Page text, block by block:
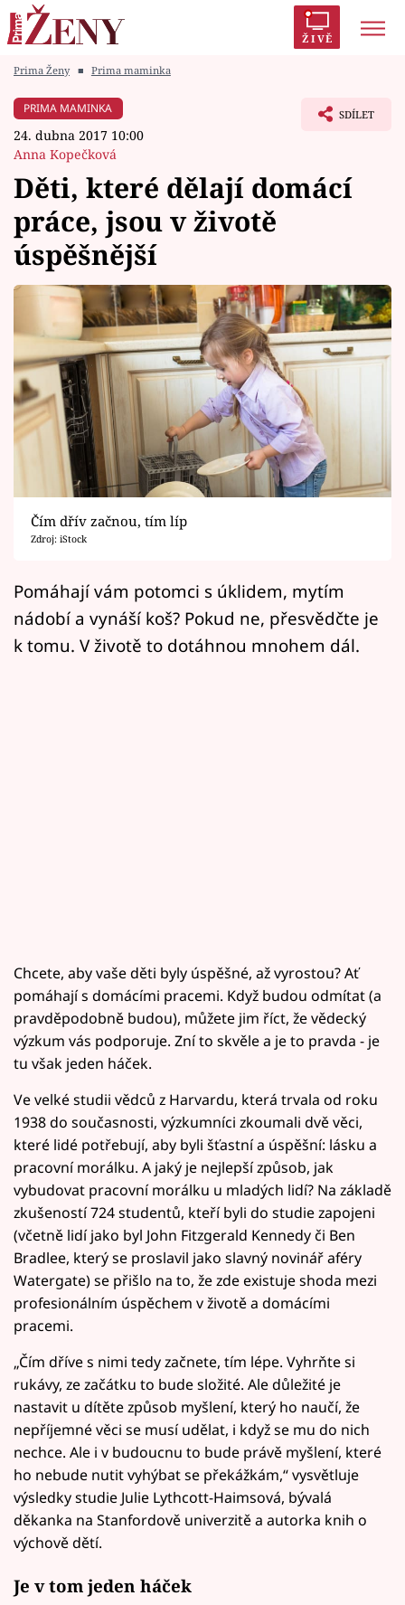
ŽIVĚ
Módní alarm
Zrádci
Témata
Celebrity
Vztahy
Seriály
Horoskopy
Sledujte prima+
Filmový festival Karlovy Vary
Pořady
Mámy sobě
Přihlášení
Prima Ženy ■ Prima maminka
PRIMA MAMINKA
24. dubna 2017 10:00
Anna Kopečková
SDÍLET
Děti, které dělají domácí
práce, jsou v životě
úspěšnější
Čím dřív začnou, tím líp
Zdroj: iStock
Pomáhají vám potomci s úklidem, mytím
nádobí a vynáší koš? Pokud ne, přesvědčte je
k tomu. V životě to dotáhnou mnohem dál.
Chcete, aby vaše děti byly úspěšné, až vyrostou? Ať
pomáhají s domácími pracemi. Když budou odmítat (a
pravděpodobně budou), můžete jim říct, že vědecký
výzkum vás podporuje. Zní to skvěle a je to pravda - je
tu však jeden háček.
Ve velké studii vědců z Harvardu, která trvala od roku
1938 do současnosti, výzkumníci zkoumali dvě věci,
které lidé potřebují, aby byli šťastní a úspěšní: lásku a
pracovní morálku. A jaký je nejlepší způsob, jak
vybudovat pracovní morálku u mladých lidí? Na základě
zkušeností 724 studentů, kteří byli do studie zapojeni
(včetně lidí jako byl John Fitzgerald Kennedy či Ben
Bradlee, který se proslavil jako slavný novinář aféry
Watergate) se přišlo na to, že zde existuje shoda mezi
profesionálním úspěchem v životě a domácími
pracemi.
„Čím dříve s nimi tedy začnete, tím lépe. Vyhrňte si
rukávy, ze začátku to bude složité. Ale důležité je
nastavit u dítěte způsob myšlení, který ho naučí, že
nepříjemné věci se musí udělat, i když se mu do nich
nechce. Ale i v budoucnu to bude právě myšlení, které
ho nebude nutit vyhýbat se překážkám,“ vysvětluje
výsledky studie Julie Lythcott-Haimsová, bývalá
děkanka na Stanfordově univerzitě a autorka knih o
výchově dětí.
Je v tom jeden háček